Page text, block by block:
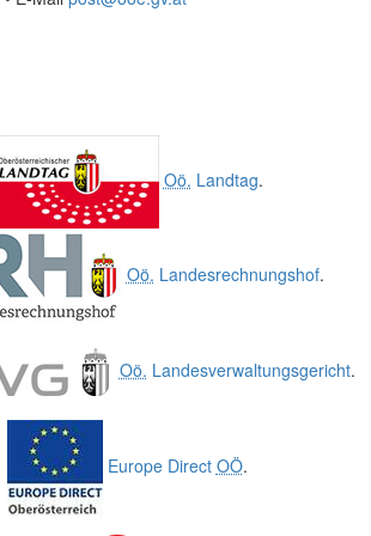
Oö. Landtag.
Oö. Landesrechnungshof.
Oö. Landesverwaltungsgericht.
Europe Direct OÖ.